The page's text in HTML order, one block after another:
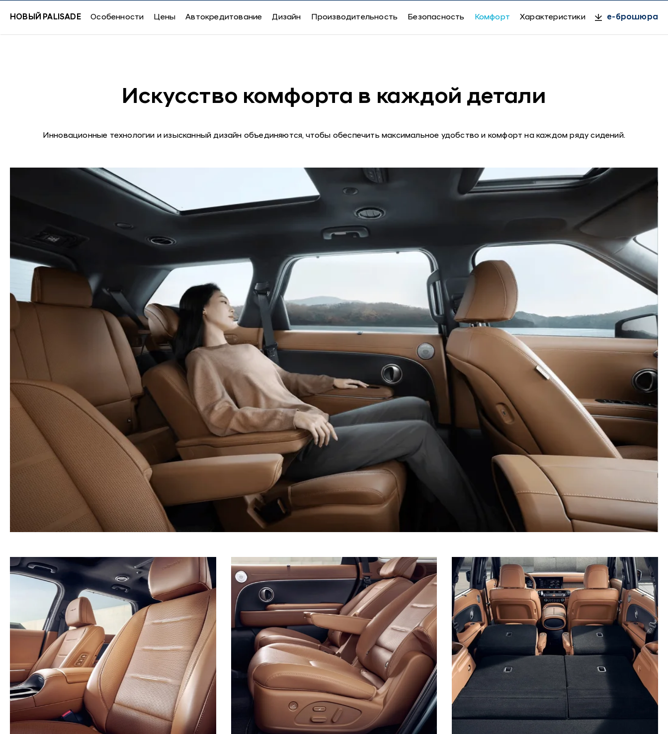
Новый PALISADE
НОВЫЙ PALISADE Особенности Цены Автокредитование Дизайн Производительность Безопасность Комфорт Характеристики e-брошюра
Искусство комфорта в каждой детали
Инновационные технологии и изысканный дизайн объединяются, чтобы обеспечить максимальное удобство и комфорт на каждом ряду сидений.